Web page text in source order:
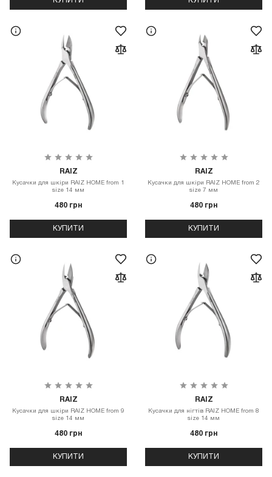
RAIZ
Кусачки для шкіри RAIZ HOME from 1
size 14 мм
480 грн
КУПИТИ
RAIZ
Кусачки для шкіри RAIZ HOME from 2
size 7 мм
480 грн
КУПИТИ
RAIZ
Кусачки для шкіри RAIZ HOME from 9
size 14 мм
480 грн
КУПИТИ
RAIZ
Кусачки для нігтів RAIZ HOME from 8
size 14 мм
480 грн
КУПИТИ